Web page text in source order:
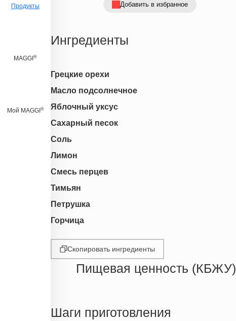
Продукты
MAGGI ®
Мой MAGGI ®
Добавить в избранное
Ингредиенты
Грецкие орехи
Масло подсолнечное
Яблочный уксус
Сахарный песок
Соль
Лимон
Смесь перцев
Тимьян
Петрушка
Горчица
Скопировать ингредиенты
Пищевая ценность (КБЖУ)
Белки
Шаги приготовления